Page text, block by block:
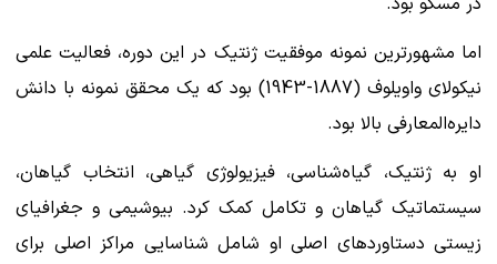
اما مشهورترین نمونه موفقیت ژنتیک در این دوره، فعالیت علمی
نیکولای واویلوف (1887-1943) بود که یک محقق نمونه با دانش
دایره‌المعارفی بالا بود.
او به ژنتیک، گیاه‌شناسی، فیزیولوژی گیاهی، انتخاب گیاهان،
سیستماتیک گیاهان و تکامل کمک کرد. بیوشیمی و جغرافیای
زیستی دستاوردهای اصلی او شامل شناسایی مراکز اصلی برای